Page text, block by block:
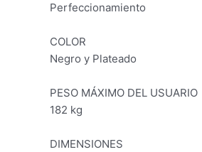
Perfeccionamiento
COLOR
Negro y Plateado
PESO MÁXIMO DEL USUARIO
182 kg
DIMENSIONES